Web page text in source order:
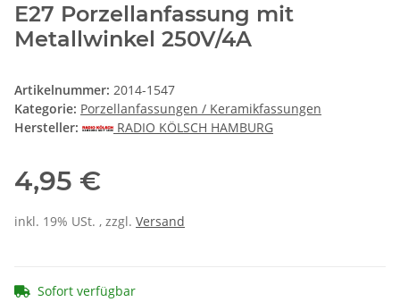
E27 Porzellanfassung mit
Metallwinkel 250V/4A
Artikelnummer: 2014-1547
Kategorie: Porzellanfassungen / Keramikfassungen
Hersteller:
RADIO KÖLSCH HAMBURG
4,95 €
inkl. 19% USt. , zzgl. Versand
Sofort verfügbar